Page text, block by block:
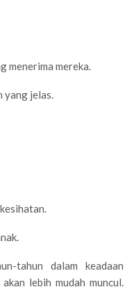
menerima mereka.
yang jelas.
tahun dalam keadaan
lebih mudah muncul.